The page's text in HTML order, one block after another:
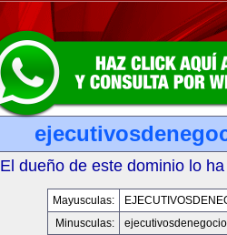
El dueño de este dominio lo
Mayusculas:
Minusculas: